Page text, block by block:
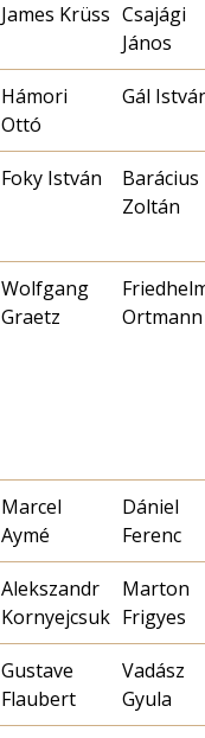
James Krüss Csajági
János
Hámori
Ottó
Gál
Foky István
Barácius
Zoltán
Wolfgang
Graetz
Ortmann
Marcel
Aymé
Dániel
Ferenc
Alekszandr
Kornyejcsuk
Marton
Frigyes
Gustave
Flaubert
Vadász
Gyula